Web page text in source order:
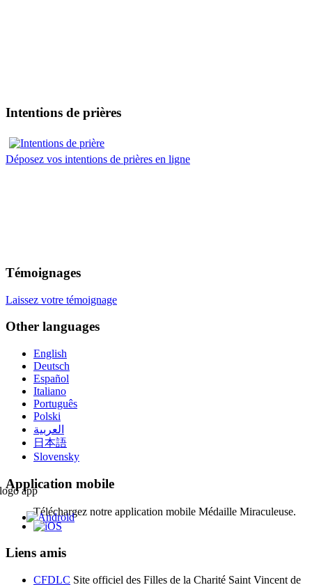
Intentions de prières
Déposez vos intentions de prières en ligne
Témoignages
Laissez votre témoignage
Other languages
English
Deutsch
Español
Italiano
Português
Polski
العربية
日本語
Slovensky
Application mobile
Téléchargez notre application mobile Médaille Miraculeuse.
Liens amis
CFDLC Site officiel des Filles de la Charité Saint Vincent de